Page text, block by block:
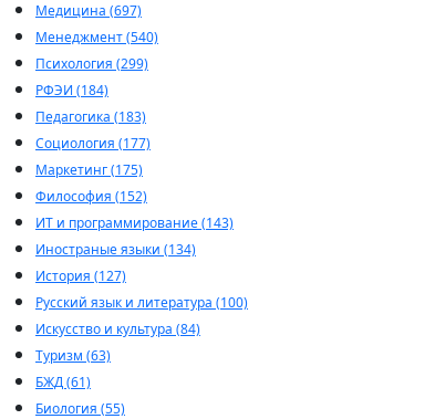
Медицина (697)
Менеджмент (540)
Психология (299)
РФЭИ (184)
Педагогика (183)
Социология (177)
Маркетинг (175)
Философия (152)
ИТ и программирование (143)
Иностраные языки (134)
История (127)
Русский язык и литература (100)
Искусство и культура (84)
Туризм (63)
БЖД (61)
Биология (55)